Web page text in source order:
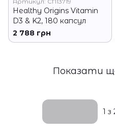
Healthy Origins Vitamin
D3 & K2, 180 капсул
2 788 грн
Показати
1 з